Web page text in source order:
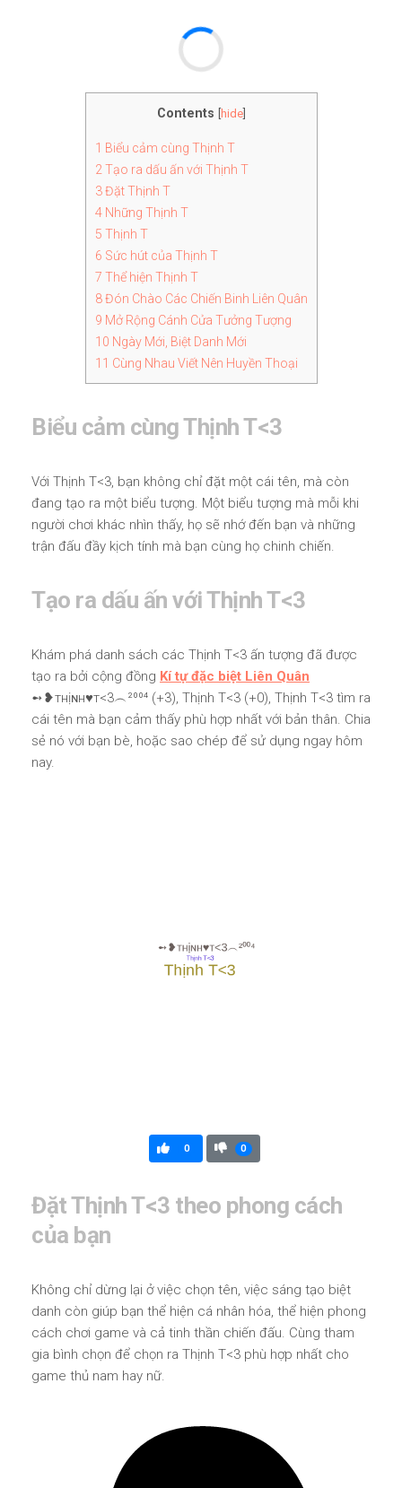
Contents hide]
1 Biểu cảm cùng Thịnh T
2Tạo ra dấu ấn với Thịnh T
3Đặt Thịnh T
4Những Thịnh T
5 Thịnh T
6 Sức hút của Thịnh T
7 Thể hiện Thịnh T
8Đón Chào Các Chiến Binh Liên Quân
9 Mở Rộng Cánh Cửa Tưởng Tượng
10 Ngày Mới, Biệt Danh Mới
11 Cùng Nhau Viết Nên Huyền Thoại
Biểu cảm cùng Thịnh T<3
Với Thịnh T<3, bạn không chỉ đặt một cái tên, mà còn
đang tạo ra một biểu tượng. Một biểu tượng mà mỗi khi
người chơi khác nhìn thấy, họ sẽ nhớ đến bạn và những
trận đấu đầy kịch tính mà bạn cùng họ chinh chiến.
Tạo ra dấu ấn với Thịnh T<3
Khám phá danh sách các Thịnh T<3 ấn tượng đã được
tạo ra bởi cộng đồng Kí tự đặc biệt Liên Quân
➻❥тнịɴн♥т<3︵²⁰⁰⁴ (+3), Thịnh T<3 (+0), Thịnh T<3 tìm ra
cái tên mà bạn cảm thấy phù hợp nhất với bản thân. Chia
sẻ nó với bạn bè, hoặc sao chép để sử dụng ngay hôm
nay.
0 0
Đặt Thịnh T<3 theo phong cách
của bạn
Không chỉ dừng lại ở việc chọn tên, việc sáng tạo biệt
danh còn giúp bạn thể hiện cá nhân hóa, thể hiện phong
cách chơi game và cả tinh thần chiến đấu. Cùng tham
gia bình chọn để chọn ra Thịnh T<3 phù hợp nhất cho
game thủ nam hay nữ.